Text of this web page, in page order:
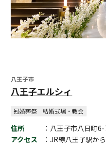
八王子市
八王子エルシィ
冠婚葬祭 結婚式場・教会
住所
：八王子市八日町6-
アクセス
：JR線八王子駅か